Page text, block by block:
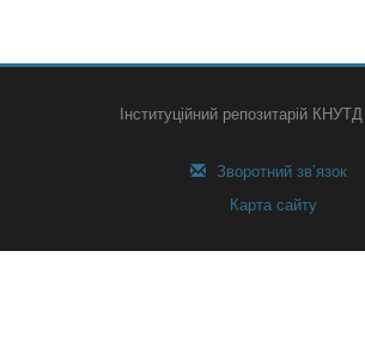
Інституційний репозитарій
Зворотний зв’язок
Карта сайту